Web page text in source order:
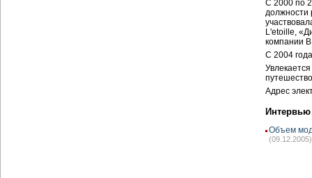
С 2000 по
должности
L'etoille,
компании
С 2004
Адрес
Интервью
Объем
(09.12.2005)